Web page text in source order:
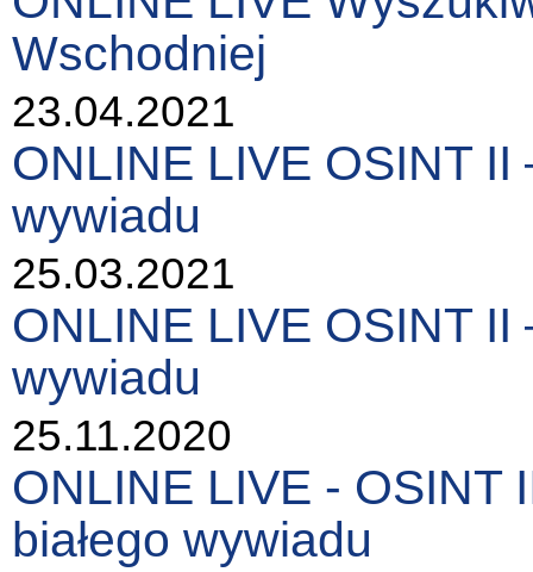
Wschodniej
23.04.2021
ONLINE LIVE OSINT
wywiadu
25.03.2021
ONLINE LIVE OSINT
wywiadu
25.11.2020
ONLINE LIVE - OSINT
białego wywiadu